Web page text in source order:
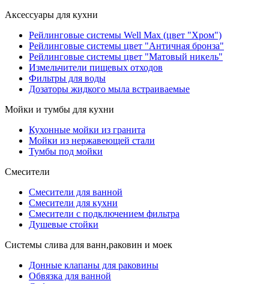
Аксессуары для кухни
Рейлинговые системы Well Max (цвет "Хром")
Рейлинговые системы цвет "Античная бронза"
Рейлинговые системы цвет "Матовый никель"
Измельчители пищевых отходов
Фильтры для воды
Дозаторы жидкого мыла встраиваемые
Мойки и тумбы для кухни
Кухонные мойки из гранита
Мойки из нержавеющей стали
Тумбы под мойки
Смесители
Смесители для ванной
Смесители для кухни
Смесители с подключением фильтра
Душевые стойки
Системы слива для ванн,раковин и моек
Донные клапаны для раковины
Обвязка для ванной